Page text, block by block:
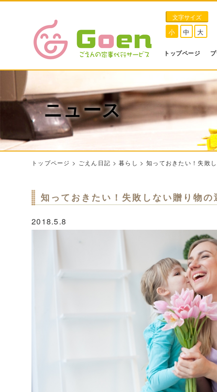
文字サイズ
小 中 大
トップページ
ニュース
トップページ > ごえん日記 >暮らし > 知っておきたい！失敗
知っておきたい！失敗しない贈り物の
2018.5.8